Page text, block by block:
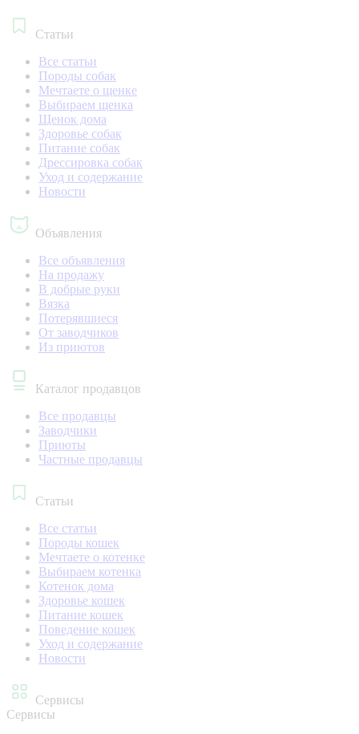
Статьи
Все статьи
Породы собак
Мечтаете о щенке
Выбираем щенка
Щенок дома
Здоровье собак
Питание собак
Дрессировка собак
Уход и содержание
Новости
Объявления
Все объявления
На продажу
В добрые руки
Вязка
Потерявшиеся
От заводчиков
Из приютов
Каталог продавцов
Все продавцы
Заводчики
Приюты
Частные продавцы
Статьи
Все статьи
Породы кошек
Мечтаете о котенке
Выбираем котенка
Котенок дома
Здоровье кошек
Питание кошек
Поведение кошек
Уход и содержание
Новости
Сервисы
Сервисы